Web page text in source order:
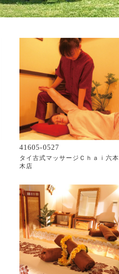
41605-0527
タイ古式マッサージＣｈａｉ六本
木店